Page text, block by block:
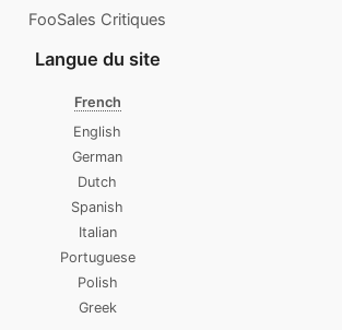
FooSales Critiques
Langue du site
French
English
German
Dutch
Spanish
Italian
Portuguese
Polish
Greek